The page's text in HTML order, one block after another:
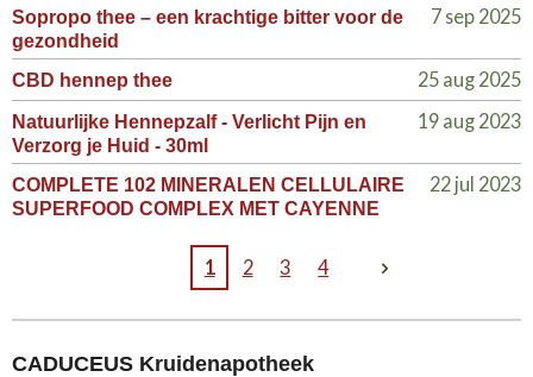
Sopropo thee – een krachtige bitter voor de
gezondheid
7 sep 2025
CBD hennep thee 25 aug 2025
Natuurlijke Hennepzalf - Verlicht Pijn en
Verzorg je Huid - 30ml
19 aug 2023
COMPLETE 102 MINERALEN CELLULAIRE
SUPERFOOD COMPLEX MET CAYENNE
22 jul 2023
1 2 3 4
CADUCEUS Kruidenapotheek